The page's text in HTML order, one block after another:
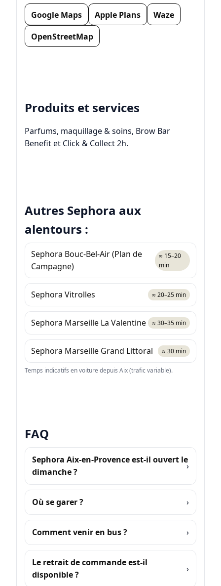
Google Maps Apple Plans
Waze
OpenStreetMap
Produits et services
Parfums, maquillage & soins, Brow Bar
Benefit et Click & Collect 2h.
Autres Sephora aux
alentours :
Sephora Bouc-Bel-Air (Plan de
Campagne)
≈ 15–20
min
Sephora Vitrolles ≈ 20–25 min
Sephora Marseille La Valentine ≈ 30–35 min
Sephora Marseille Grand Littoral ≈ 30 min
Temps indicatifs en voiture depuis Aix (trafic variable).
FAQ
Sephora Aix-en-Provence est-il ouvert le
dimanche ?
Où se garer ?
Comment venir en bus ?
Le retrait de commande est-il
disponible ?